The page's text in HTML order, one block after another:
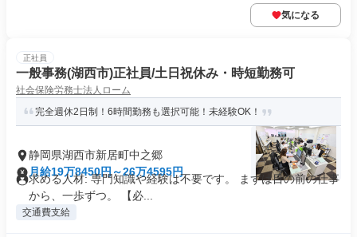
気になる
正社員
一般事務(湖西市)正社員/土日祝休み・時短勤務可
社会保険労務士法人ローム
完全週休2日制！6時間勤務も選択可能！未経験OK！
静岡県湖西市新居町中之郷
月給19万8450円～26万4595円
求める人材: 専門知識や経験は不要です。 まずは目の前の仕事
から、一歩ずつ。 【必...
交通費支給